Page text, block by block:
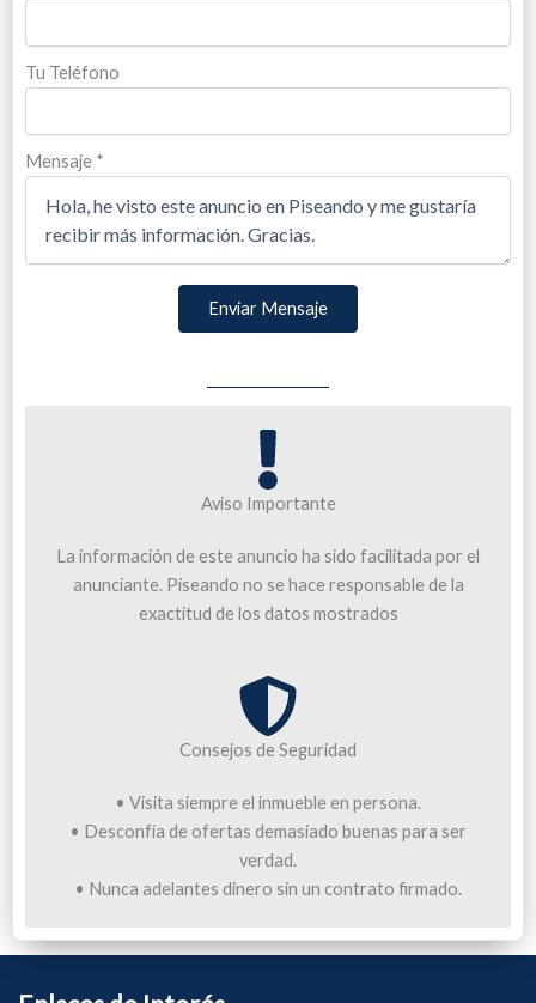
Tu Teléfono
Mensaje *
Enviar Mensaje
Aviso Importante
La información de este anuncio ha sido facilitada por el
anunciante. Piseando no se hace responsable de la
exactitud de los datos mostrados
Consejos de Seguridad
• Visita siempre el inmueble en persona.
• Desconfía de ofertas demasiado buenas para ser
verdad.
• Nunca adelantes dinero sin un contrato firmado.